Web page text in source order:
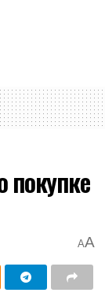
покупке
AA